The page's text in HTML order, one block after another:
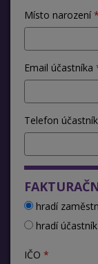
Místo narození
Email účastníka
Telefon
hradí
hradí účastník
IČO